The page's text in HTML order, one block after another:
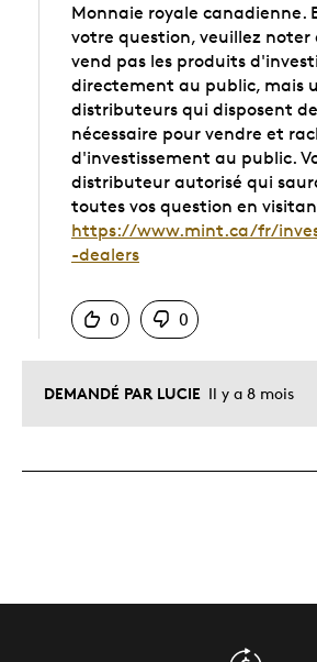
DEMANDÉ PAR LUCIE Il y a 8 mois
Monnaie royale canadienne.
votre question, veuillez noter
vend pas les produits
directement au public, mais
distributeurs qui disposent
nécessaire pour vendre et
d'investissement au public.
distributeur autorisé qui
toutes vos question en
https://www.mint.ca/fr/
-dealers
0
0